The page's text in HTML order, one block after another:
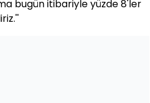
bugün itibariyle yüzde 8'ler